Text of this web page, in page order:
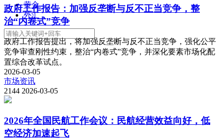
黄金
外汇
政府工作报告：加强反垄断与反不正当竞争，整
治“内卷式”竞争
政府工作报告提出，将加强反垄断与反不正当竞争，强化公平
竞争审查刚性约束，整治“内卷式”竞争，并深化要素市场化配
置综合改革试点。
2026-03-05
市场资讯
2144 2026-03-05
2026年全国民航工作会议：民航经营效益向好，低
空经济加速起飞